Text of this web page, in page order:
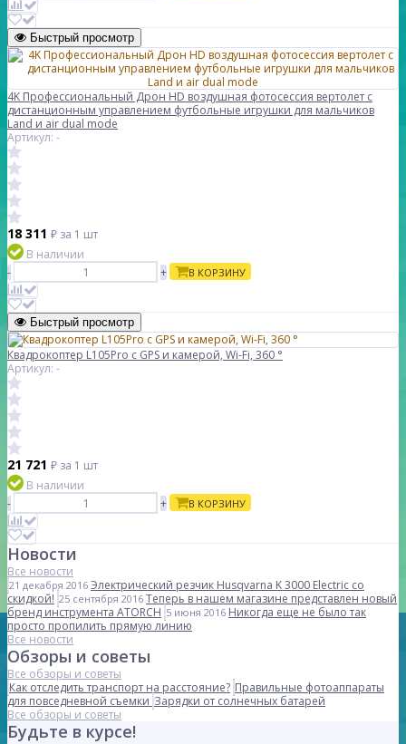
Быстрый просмотр
4K Профессиональный Дрон HD воздушная фотосессия вертолет с
дистанционным управлением футбольные игрушки для мальчиков
Land и air dual mode
Артикул: -
18 311 ₽ за 1 шт
В наличии
-
+ В КОРЗИНУ
Быстрый просмотр
Квадрокоптер L105Pro с GPS и камерой, Wi-Fi, 360 °
Артикул: -
21 721 ₽ за 1 шт
В наличии
-
+ В КОРЗИНУ
Новости
Все новости
21 декабря 2016 Электрический резчик Husqvarna K 3000 Electric со
скидкой! 25 сентября 2016 Теперь в нашем магазине представлен новый
бренд инструмента ATORCH 5 июня 2016 Никогда еще не было так
просто пропилить прямую линию
Все новости
Обзоры и советы
Все обзоры и советы
Как отследить транспорт на расстояние? Правильные фотоаппараты
для повседневной съемки Зарядки от солнечных батарей
Все обзоры и советы
Будьте в курсе!